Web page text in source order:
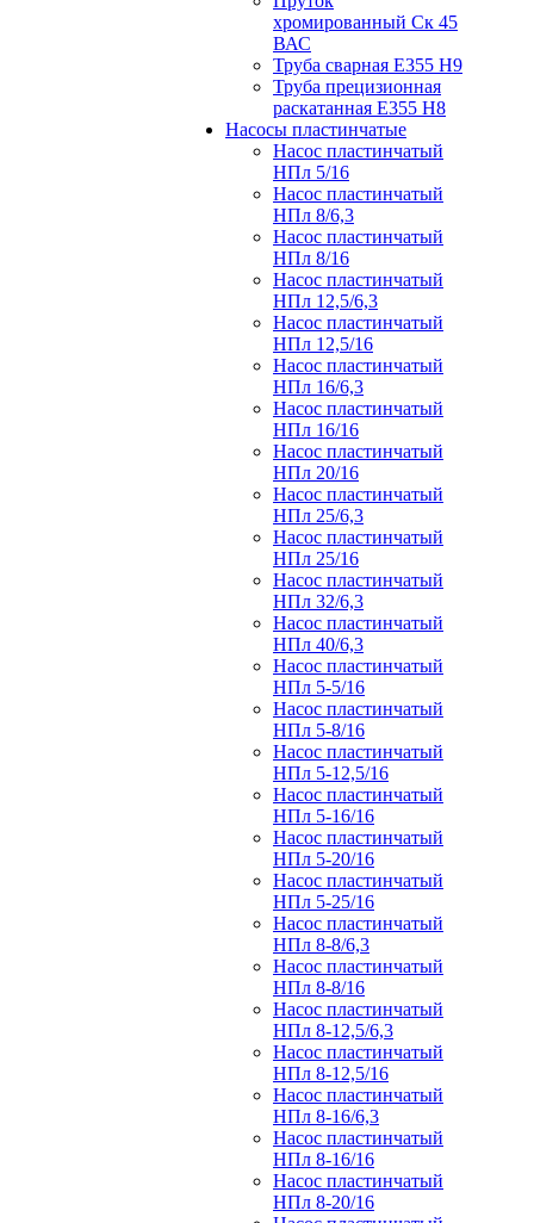
хромированный Ск 45
ВАС
Труба сварная Е355 H9
Труба прецизионная
раскатанная E355 H8
Насосы пластинчатые
Насос пластинчатый
НПл 5/16
Насос пластинчатый
НПл 8/6,3
Насос пластинчатый
НПл 8/16
Насос пластинчатый
НПл 12,5/6,3
Насос пластинчатый
НПл 12,5/16
Насос пластинчатый
НПл 16/6,3
Насос пластинчатый
НПл 16/16
Насос пластинчатый
НПл 20/16
Насос пластинчатый
НПл 25/6,3
Насос пластинчатый
НПл 25/16
Насос пластинчатый
НПл 32/6,3
Насос пластинчатый
НПл 40/6,3
Насос пластинчатый
НПл 5-5/16
Насос пластинчатый
НПл 5-8/16
Насос пластинчатый
НПл 5-12,5/16
Насос пластинчатый
НПл 5-16/16
Насос пластинчатый
НПл 5-20/16
Насос пластинчатый
НПл 5-25/16
Насос пластинчатый
НПл 8-8/6,3
Насос пластинчатый
НПл 8-8/16
Насос пластинчатый
НПл 8-12,5/6,3
Насос пластинчатый
НПл 8-12,5/16
Насос пластинчатый
НПл 8-16/6,3
Насос пластинчатый
НПл 8-16/16
Насос пластинчатый
НПл 8-20/16